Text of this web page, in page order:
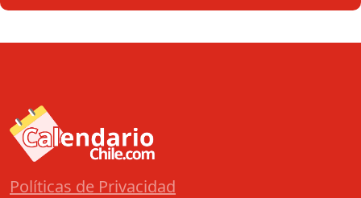
Políticas de Privacidad